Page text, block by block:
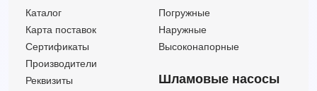
Каталог
Карта поставок
Сертификаты
Производители
Реквизиты
Погружные
Наружные
Высоконапорные
Шламовые насосы